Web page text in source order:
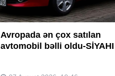
Avropada ən çox satılan
avtomobil bəlli oldu-SİYAHI